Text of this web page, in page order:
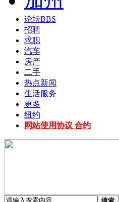
论坛BBS
招聘
求职
汽车
房产
二手
热点新闻
生活服务
更多
纽约
网站使用协议 合约